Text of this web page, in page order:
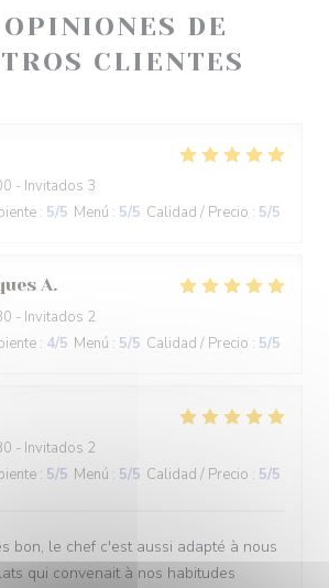
DE
CLIENTES
- Invitados 3
: 5/5 Menú : 5/5 Calidad / Precio : 5/5
A
- Invitados 2
: 4/5 Menú : 5/5 Calidad / Precio : 5/5
- Invitados 2
: 5/5 Menú : 5/5 Calidad / Precio : 5/5
bon, le chef c'est aussi adapté à nous
qui convenait à nos habitudes